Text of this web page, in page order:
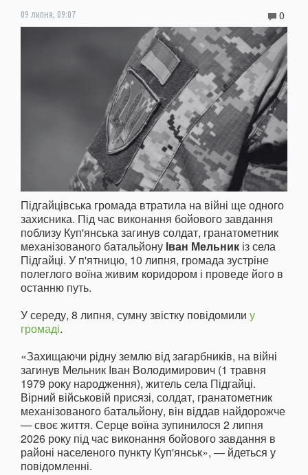
09 липня, 09:07 0
Підгайцівська громада втратила на війні ще одного
захисника. Під час виконання бойового завдання
поблизу Куп'янська загинув солдат, гранатометник
механізованого батальйону Іван Мельник із села
Підгайці. У п'ятницю, 10 липня, громада зустріне
полеглого воїна живим коридором і проведе його в
останню путь.
У середу, 8 липня, сумну звістку повідомили у
громаді.
«Захищаючи рідну землю від загарбників, на війні
загинув Мельник Іван Володимирович (1 травня
1979 року народження), житель села Підгайці.
Вірний військовій присязі, солдат, гранатометник
механізованого батальйону, він віддав найдорожче
— своє життя. Серце воїна зупинилося 2 липня
2026 року під час виконання бойового завдання в
районі населеного пункту Куп'янськ», — йдеться у
повідомленні.